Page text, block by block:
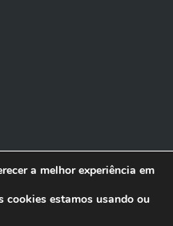
sala 2703 e 2705,
a melhor experiência em
cookies estamos usando ou